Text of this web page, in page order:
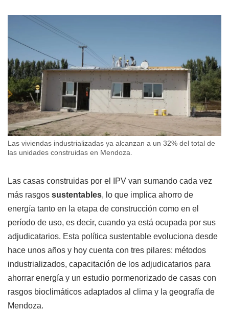
Las viviendas industrializadas ya alcanzan a un 32% del total de
las unidades construidas en Mendoza.
Las casas construidas por el IPV van sumando cada vez
más rasgos sustentables, lo que implica ahorro de
energía tanto en la etapa de construcción como en el
período de uso, es decir, cuando ya está ocupada por sus
adjudicatarios. Esta política sustentable evoluciona desde
hace unos años y hoy cuenta con tres pilares: métodos
industrializados, capacitación de los adjudicatarios para
ahorrar energía y un estudio pormenorizado de casas con
rasgos bioclimáticos adaptados al clima y la geografía de
Mendoza.